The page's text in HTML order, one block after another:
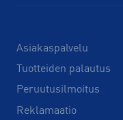
Asiakaspalvelu
Tuotteiden palautus
Peruutusilmoitus
Reklamaatio